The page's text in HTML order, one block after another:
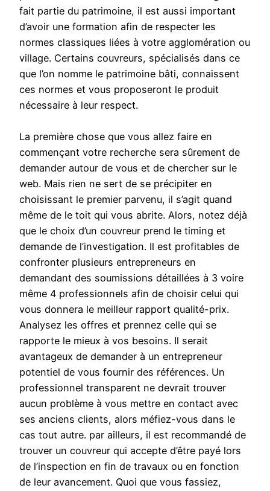
fait partie du patrimoine, il est aussi important
d’avoir une formation afin de respecter les
normes classiques liées à votre agglomération ou
village. Certains couvreurs, spécialisés dans ce
que l’on nomme le patrimoine bâti, connaissent
ces normes et vous proposeront le produit
nécessaire à leur respect.
La première chose que vous allez faire en
commençant votre recherche sera sûrement de
demander autour de vous et de chercher sur le
web. Mais rien ne sert de se précipiter en
choisissant le premier parvenu, il s’agit quand
même de le toit qui vous abrite. Alors, notez déjà
que le choix d’un couvreur prend le timing et
demande de l’investigation. Il est profitables de
confronter plusieurs entrepreneurs en
demandant des soumissions détaillées à 3 voire
même 4 professionnels afin de choisir celui qui
vous donnera le meilleur rapport qualité-prix.
Analysez les offres et prennez celle qui se
rapporte le mieux à vos besoins. Il serait
avantageux de demander à un entrepreneur
potentiel de vous fournir des références. Un
professionnel transparent ne devrait trouver
aucun problème à vous mettre en contact avec
ses anciens clients, alors méfiez-vous dans le
cas tout autre. par ailleurs, il est recommandé de
trouver un couvreur qui accepte d’être payé lors
de l’inspection en fin de travaux ou en fonction
de leur avancement. Quoi que vous fassiez,